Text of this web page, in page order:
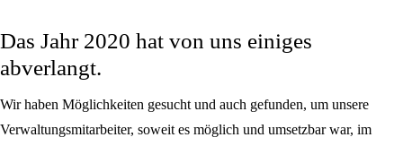
Das Jahr 2020 hat von uns einiges
abverlangt.
Wir haben Möglichkeiten gesucht und auch gefunden, um unsere
Verwaltungsmitarbeiter, soweit es möglich und umsetzbar war, im